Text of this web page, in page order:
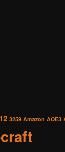
3259 Amazon AOE3